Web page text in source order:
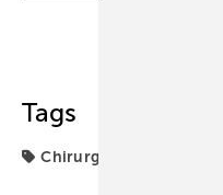
Tags
Chirurgie